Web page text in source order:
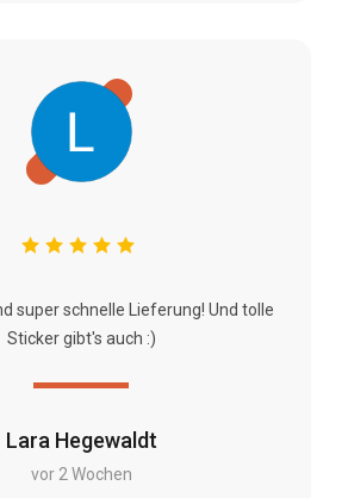
Lara Hegewaldt
vor 2 Wochen
super schnelle Lieferung! Und tolle
Sticker gibt's auch :)